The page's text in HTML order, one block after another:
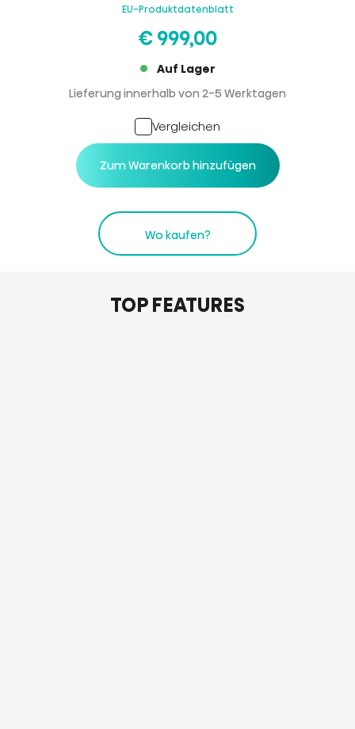
EU-Produktdatenblatt
€ 999,00
Auf Lager
Lieferung innerhalb von 2-5 Werktagen
Vergleichen
Zum Warenkorb hinzufügen
Wo kaufen?
TOP FEATURES